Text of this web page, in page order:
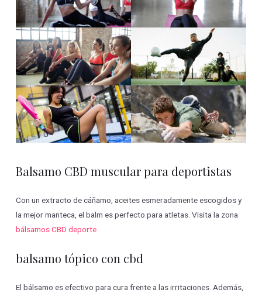
Balsamo CBD muscular para deportistas
Con un extracto de cáñamo, aceites esmeradamente escogidos y
la mejor manteca, el balm es perfecto para atletas. Visita la zona
bálsamos CBD deporte
balsamo tópico con cbd
El bálsamo es efectivo para cura frente a las irritaciones. Además,